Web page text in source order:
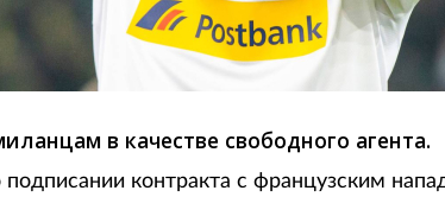
в качестве свободного агента.
подписании контракта с французским